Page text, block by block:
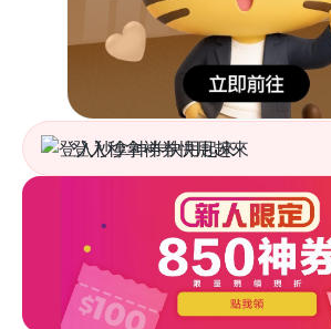
登入秒拿神券快用起來